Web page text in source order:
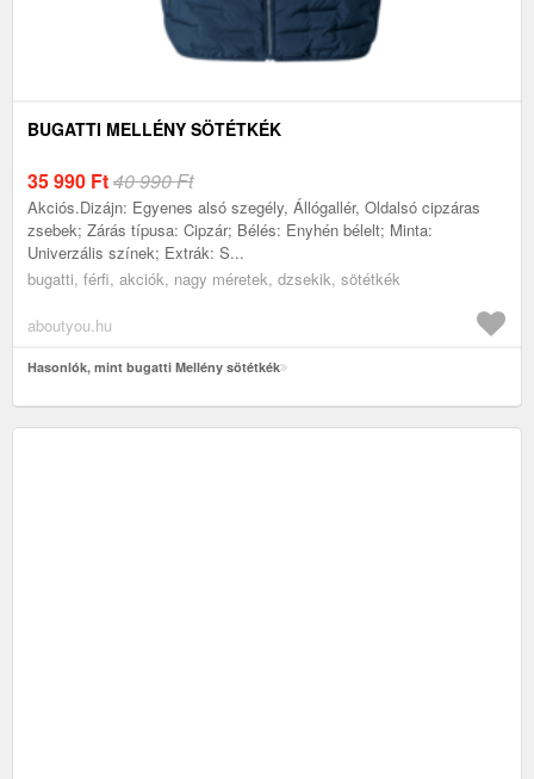
BUGATTI MELLÉNY SÖTÉTKÉK
35 990 Ft40 990 Ft
Akciós.Dizájn: Egyenes alsó szegély, Állógallér, Oldalsó cipzáras
zsebek; Zárás típusa: Cipzár; Bélés: Enyhén bélelt; Minta:
Univerzális színek; Extrák: S...
bugatti, férfi, akciók, nagy méretek, dzsekik, sötétkék
aboutyou.hu
Hasonlók, mint bugatti Mellény sötétkék